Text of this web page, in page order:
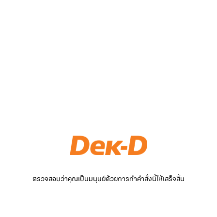
ตรวจสอบว่าคุณเป็นมนุษย์ด้วยการทำคำสั่งนี้ให้เสร็จสิ้น